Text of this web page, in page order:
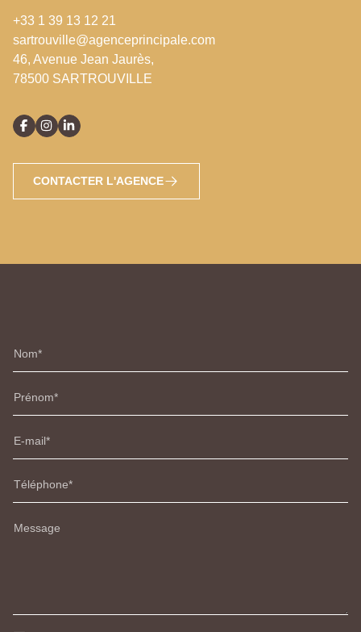
+33 1 39 13 12 21
sartrouville@agenceprincipale.com
46, Avenue Jean Jaurès,
78500 SARTROUVILLE
CONTACTER L'AGENCE
Nom
Prénom
E-mail
Téléphone
Message